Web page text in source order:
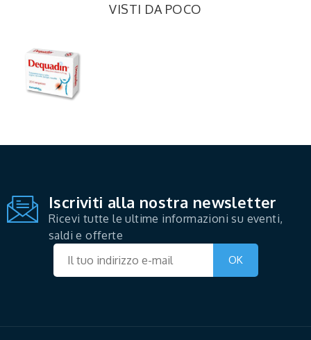
VISTI DA POCO
Iscriviti alla nostra newsletter
Ricevi tutte le ultime informazioni su eventi,
saldi e offerte